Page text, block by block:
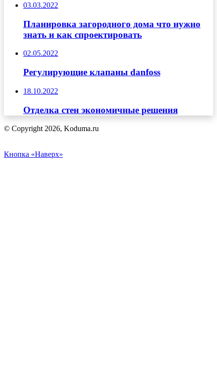
03.03.2022
Планировка загородного дома что нужно
знать и как спроектировать
02.05.2022
Регулирующие клапаны danfoss
18.10.2022
Отделка стен экономичные решения
© Copyright 2026, Koduma.ru
Кнопка «Наверх»